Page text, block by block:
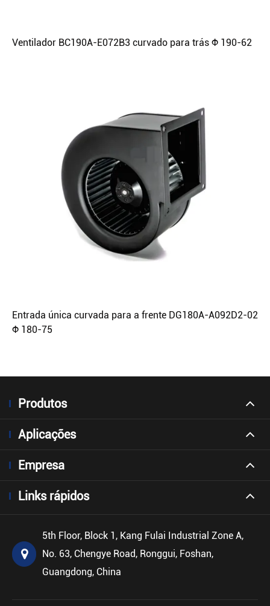
Ventilador BC190A-E072B3 curvado para trás Φ 190-62
Entrada única curvada para a frente DG180A-A092D2-02
Φ 180-75
Produtos
Aplicações
Empresa
Links rápidos
5th Floor, Block 1, Kang Fulai Industrial Zone A,
No. 63, Chengye Road, Ronggui, Foshan,
Guangdong, China